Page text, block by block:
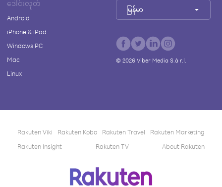
ဒေါင်းလုတ်
Android
iPhone & iPad
Windows PC
Mac
Linux
မြန်မာ
© 2026Viber Media S.à r.l.
Rakuten Viki Rakuten Kobo Rakuten Travel
Rakuten Marketing
Rakuten Insight
Rakuten TV About Rakuten